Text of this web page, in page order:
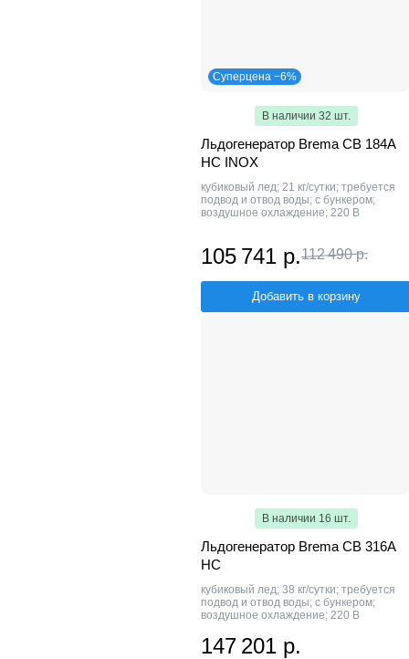
Суперцена −6%
В наличии 32 шт.
Льдогенератор Brema CB 184A
HC INOX
кубиковый лед; 21 кг/сутки; требуется
подвод и отвод воды; с бункером;
воздушное охлаждение; 220 В
105 741 р.112 490 р.
Добавить в корзину
В наличии 16 шт.
Льдогенератор Brema CB 316A
HC
кубиковый лед; 38 кг/сутки; требуется
подвод и отвод воды; с бункером;
воздушное охлаждение; 220 В
147 201 р.